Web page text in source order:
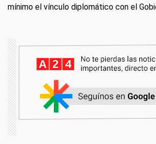
mínimo el vínculo diplomático con el